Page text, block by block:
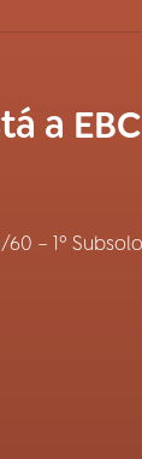
a EBC
– 1º Subsolo